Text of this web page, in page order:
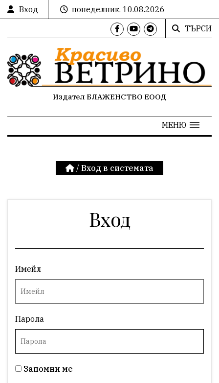
Вход
понеделник, 10.08.2026
ТЪРСИ
Издател БЛАЖЕНСТВО ЕООД
МЕНЮ
/ Вход в системата
Вход
Имейл
Парола
Запомни ме